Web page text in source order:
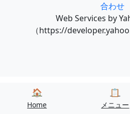
合わせ
Web Services by
（https://
🏠
Home
📋
メニュー